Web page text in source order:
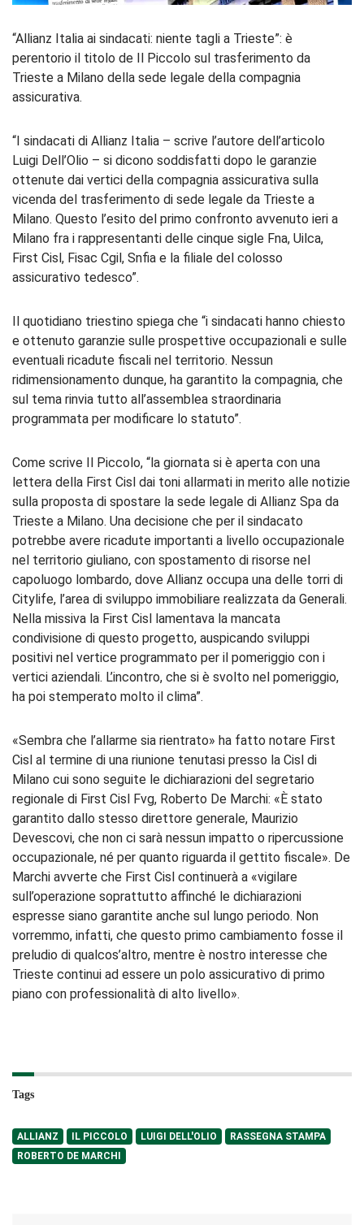
“Allianz Italia ai sindacati: niente tagli a Trieste”: è
perentorio il titolo de Il Piccolo sul trasferimento da
Trieste a Milano della sede legale della compagnia
assicurativa.
“I sindacati di Allianz Italia – scrive l’autore dell’articolo
Luigi Dell’Olio – si dicono soddisfatti dopo le garanzie
ottenute dai vertici della compagnia assicurativa sulla
vicenda del trasferimento di sede legale da Trieste a
Milano. Questo l’esito del primo confronto avvenuto ieri a
Milano fra i rappresentanti delle cinque sigle Fna, Uilca,
First Cisl, Fisac Cgil, Snfia e la filiale del colosso
assicurativo tedesco”.
Il quotidiano triestino spiega che “i sindacati hanno chiesto
e ottenuto garanzie sulle prospettive occupazionali e sulle
eventuali ricadute fiscali nel territorio. Nessun
ridimensionamento dunque, ha garantito la compagnia, che
sul tema rinvia tutto all’assemblea straordinaria
programmata per modificare lo statuto”.
Come scrive Il Piccolo, “la giornata si è aperta con una
lettera della First Cisl dai toni allarmati in merito alle notizie
sulla proposta di spostare la sede legale di Allianz Spa da
Trieste a Milano. Una decisione che per il sindacato
potrebbe avere ricadute importanti a livello occupazionale
nel territorio giuliano, con spostamento di risorse nel
capoluogo lombardo, dove Allianz occupa una delle torri di
Citylife, l’area di sviluppo immobiliare realizzata da Generali.
Nella missiva la First Cisl lamentava la mancata
condivisione di questo progetto, auspicando sviluppi
positivi nel vertice programmato per il pomeriggio con i
vertici aziendali. L’incontro, che si è svolto nel pomeriggio,
ha poi stemperato molto il clima”.
«Sembra che l’allarme sia rientrato» ha fatto notare First
Cisl al termine di una riunione tenutasi presso la Cisl di
Milano cui sono seguite le dichiarazioni del segretario
regionale di First Cisl Fvg, Roberto De Marchi: «È stato
garantito dallo stesso direttore generale, Maurizio
Devescovi, che non ci sarà nessun impatto o ripercussione
occupazionale, né per quanto riguarda il gettito fiscale». De
Marchi avverte che First Cisl continuerà a «vigilare
sull’operazione soprattutto affinché le dichiarazioni
espresse siano garantite anche sul lungo periodo. Non
vorremmo, infatti, che questo primo cambiamento fosse il
preludio di qualcos’altro, mentre è nostro interesse che
Trieste continui ad essere un polo assicurativo di primo
piano con professionalità di alto livello».
Tags
ALLIANZ IL PICCOLO LUIGI DELL'OLIO
RASSEGNA STAMPA
ROBERTO DE MARCHI